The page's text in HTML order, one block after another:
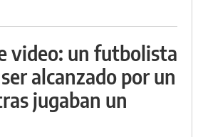
video: un futbolista
alcanzado por un
jugaban un